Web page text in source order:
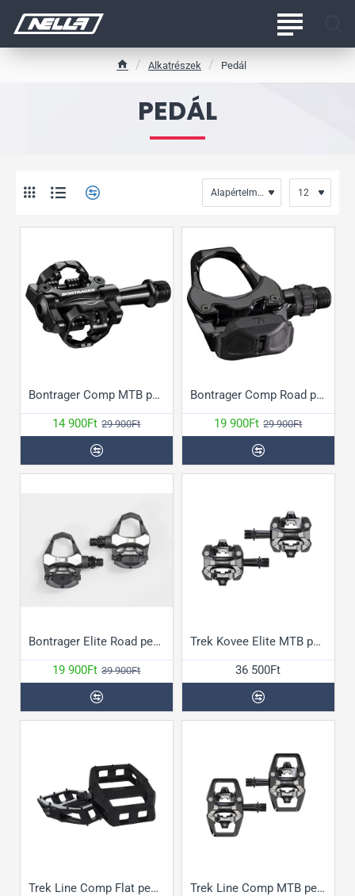
PEDÁL
Alkatrészek Pedál
Bontrager Comp MTB pedál
14 900Ft 29 900Ft
Bontrager Comp Road pedál
19 900Ft 29 900Ft
Bontrager Elite Road pedál
19 900Ft 39 900Ft
Trek Kovee Elite MTB pedál
36 500Ft
Trek Line Comp Flat pedál
Trek Line Comp MTB pedál